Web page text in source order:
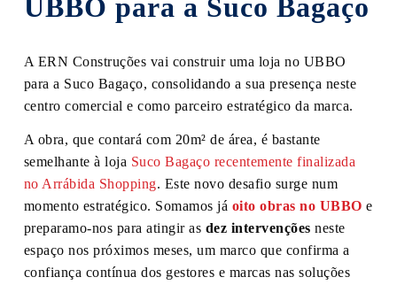
UBBO para a Suco Bagaço
A ERN Construções vai construir uma loja no UBBO
para a Suco Bagaço, consolidando a sua presença neste
centro comercial e como parceiro estratégico da marca.
A obra, que contará com 20m² de área, é bastante
semelhante à loja Suco Bagaço recentemente finalizada
no Arrábida Shopping. Este novo desafio surge num
momento estratégico. Somamos já oito obras no UBBO e
preparamo-nos para atingir as dez intervenções neste
espaço nos próximos meses, um marco que confirma a
confiança contínua dos gestores e marcas nas soluções